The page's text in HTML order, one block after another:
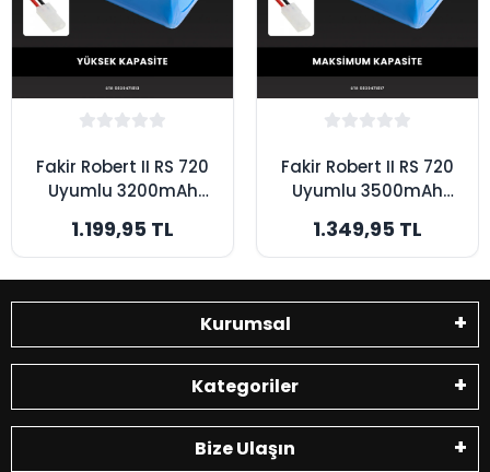
Fakir Robert II RS 720
Uyumlu 3200mAh
Bataryası - Yüksek
Kapasite
1.199,95 TL
Fakir Robert II RS 720
Uyumlu 3500mAh
Bataryası -
Maksimum Kapasite
1.349,95 TL
Kurumsal
Kategoriler
Bize Ulaşın